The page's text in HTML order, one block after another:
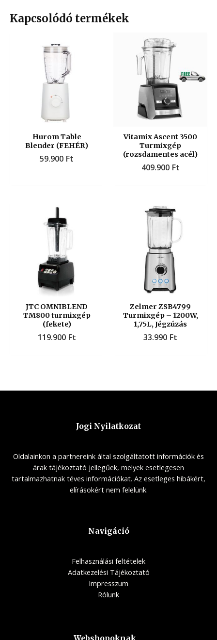
Kapcsolódó termékek
Hurom Table
Blender (FEHÉR)
59.900 Ft
Vitamix Ascent 3500
Turmixgép
(rozsdamentes acél)
409.900 Ft
JTC OMNIBLEND
TM800 turmixgép
(fekete)
119.900 Ft
Zelmer ZSB4799
Turmixgép – 1200W,
1,75L, Jégzúzás
33.990 Ft
Jogi Nyilatkozat
Oldalainkon a partnereink által szolgáltatott információk és
árak tájékoztató jellegűek, melyek esetlegesen
tartalmazhatnak téves információkat. Az esetleges hibákért,
elírásokért nem felelünk.
Navigáció
Felhasználási feltételek
Adatkezelési Tájékoztató
Impresszum
Rólunk